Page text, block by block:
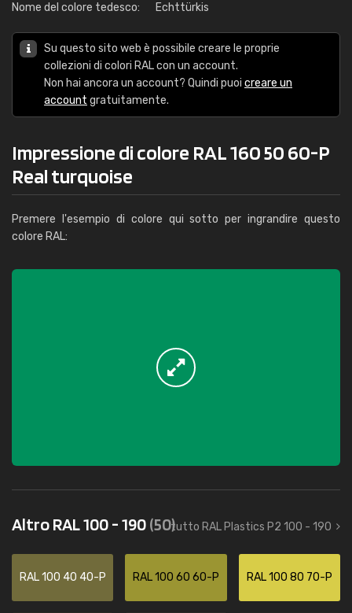
Nome del colore tedesco:
Echttürkis
Su questo sito web è possibile creare le proprie
collezioni di colori RAL con un account.
Non hai ancora un account? Quindi puoi creare un
account gratuitamente.
Impressione di colore RAL 160 50 60-P
Real turquoise
Premere l'esempio di colore qui sotto per ingrandire questo
colore RAL:
Altro RAL 100 - 190(50)tutto RAL Plastics P2 100 - 190
RAL 100 40 40-P RAL 100 60 60-P RAL 100 80 70-P